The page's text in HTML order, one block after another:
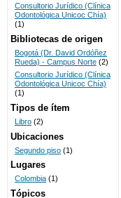
Consultorio Jurídico (Clínica
Odontológica Unicoc Chía)
(1)
Bibliotecas de origen
Bogotá (Dr. David Ordóñez
Rueda) - Campus Norte (2)
Consultorio Jurídico (Clínica
Odontológica Unicoc Chía)
(1)
Tipos de ítem
Libro (2)
Ubicaciones
Segundo piso (1)
Lugares
Colombia (1)
Tópicos